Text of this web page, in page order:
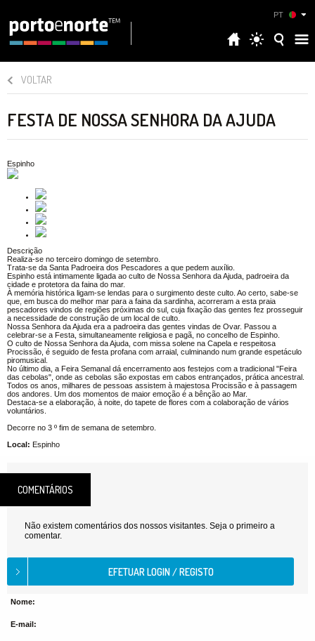
PT
VOLTAR
FESTA DE NOSSA SENHORA DA AJUDA
Espinho
Descrição
Realiza-se no terceiro domingo de setembro.
Trata-se da Santa Padroeira dos Pescadores a que pedem auxílio.
Espinho está intimamente ligada ao culto de Nossa Senhora da Ajuda, padroeira da
cidade e protetora da faina do mar.
À memória histórica ligam-se lendas para o surgimento deste culto. Ao certo, sabe-se
que, em busca do melhor mar para a faina da sardinha, acorreram a esta praia
pescadores vindos de regiões próximas do sul, cuja fixação das gentes fez prosseguir
a necessidade de construção de um local de culto.
Nossa Senhora da Ajuda era a padroeira das gentes vindas de Ovar. Passou a
celebrar-se a Festa, simultaneamente religiosa e pagã, no concelho de Espinho.
O culto de Nossa Senhora da Ajuda, com missa solene na Capela e respeitosa
Procissão, é seguido de festa profana com arraial, culminando num grande espetáculo
piromusical.
No último dia, a Feira Semanal dá encerramento aos festejos com a tradicional "Feira
das cebolas", onde as cebolas são expostas em cabos entrançados, prática ancestral.
Todos os anos, milhares de pessoas assistem à majestosa Procissão e à passagem
dos andores. Um dos momentos de maior emoção é a bênção ao Mar.
Destaca-se a elaboração, à noite, do tapete de flores com a colaboração de vários
voluntários.
Decorre no 3 º fim de semana de setembro.
Local: Espinho
COMENTÁRIOS
Não existem comentários dos nossos visitantes. Seja o primeiro a
comentar.
Nome:
E-mail: